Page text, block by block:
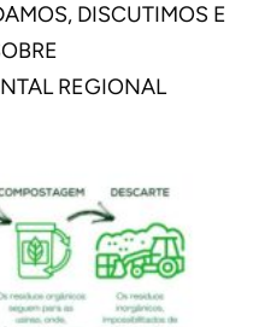
DISCUTIMOS E
REGIONAL